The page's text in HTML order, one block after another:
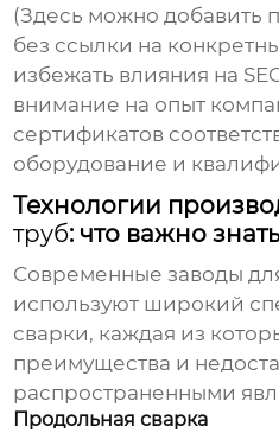
(Здесь можно добавить
без ссылки на
избежать влияния на
внимание на опыт
сертификатов
оборудование и
Технологии
труб: что важно
Современныезаводы
используют широкий
сварки, каждая из
преимущества и
распространенными
Продольная сварка